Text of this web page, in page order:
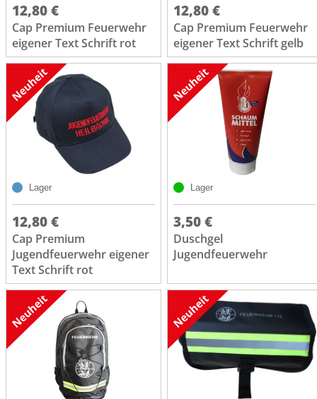
12,80 €
Cap Premium Feuerwehr
eigener Text Schrift rot
12,80 €
Cap Premium Feuerwehr
eigener Text Schrift gelb
Lager
12,80 €
Cap Premium
Jugendfeuerwehr eigener
Text Schrift rot
Lager
3,50 €
Duschgel
Jugendfeuerwehr